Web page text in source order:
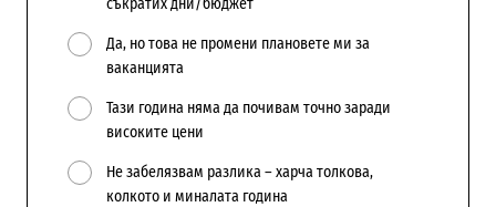
съкратих дни/бюджет
Да, но това не промени плановете ми за
ваканцията
Тази година няма да почивам точно заради
високите цени
Не забелязвам разлика – харча толкова,
колкото и миналата година